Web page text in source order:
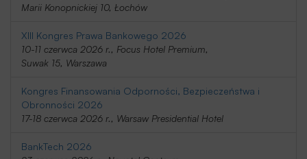
Marii Konopnickiej 10, Łochów
XIII Kongres Prawa Bankowego 2026
10-11 czerwca 2026 r., Focus Hotel Premium,
Suwak 15, Warszawa
Kongres Finansowania Odporności, Bezpieczeństwa i
Obronności 2026
17-18 czerwca 2026 r., Warsaw Presidential Hotel
BankTech 2026